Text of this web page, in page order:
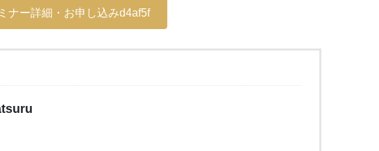
ナー詳細・お申し込みd4af5f